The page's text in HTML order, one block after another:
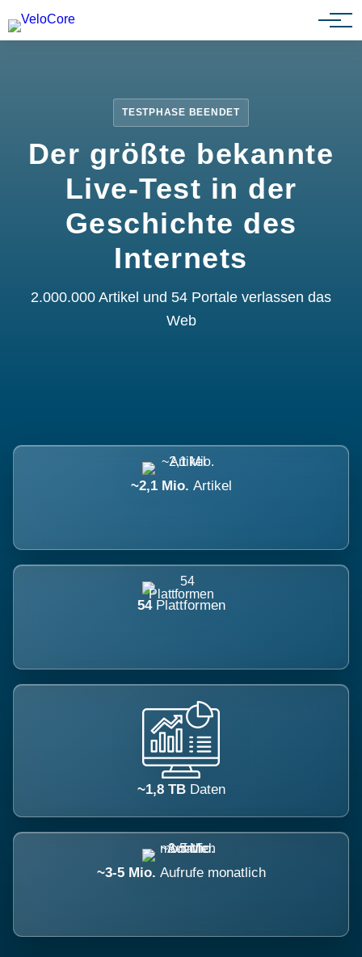
Partnerprogramm
TESTPHASE BEENDET
Der größte bekannte
Live-Test in der
Geschichte des
Internets
2.000.000 Artikel und 54 Portale verlassen das
Web
~2,1 Mio. Artikel
54 Plattformen
~1,8 TB Daten
~3-5 Mio. Aufrufe monatlich